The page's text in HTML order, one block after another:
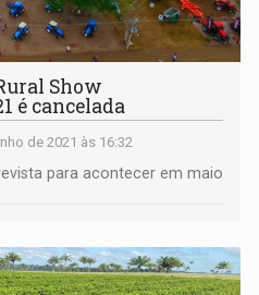
Show
é cancelada
de 2021 às 16:32
para acontecer em maio